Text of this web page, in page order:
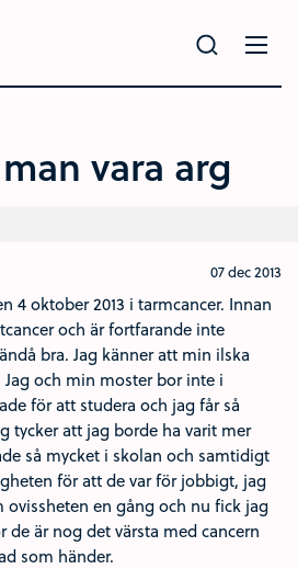
vara arg
07 dec 2013
4 oktober 2013 i tarmcancer. Innan
och är fortfarande inte
bra. Jag känner att min ilska
Jag och min moster bor inte i
för att studera och jag får så
tycker att jag borde ha varit mer
så mycket i skolan och samtidigt
för att de var för jobbigt, jag
ovissheten en gång och nu fick jag
de är nog det värsta med cancern
som händer.